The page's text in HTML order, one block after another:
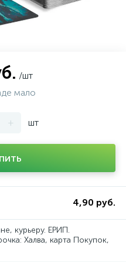
/шт
мало
+ шт
4,90 руб.
курьеру. ЕРИП.
Халва, карта Покупок,